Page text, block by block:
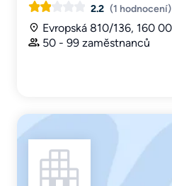
2.2 (1 hodnocení)
Evropská 810/136, 160
50 - 99 zaměstnanců